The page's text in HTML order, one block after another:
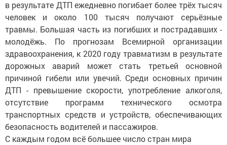
в результате ДТП ежедневно погибает более трёх тысяч
человек и около 100 тысяч получают серьёзные
травмы. Большая часть из погибших и пострадавших -
молодёжь. По прогнозам Всемирной организации
здравоохранения, к 2020 году травматизм в результате
дорожных аварий может стать третьей основной
причиной гибели или увечий. Среди основных причин
ДТП - превышение скорости, употребление алкоголя,
отсутствие программ технического осмотра
транспортных средств и устройств, обеспечивающих
безопасность водителей и пассажиров.
С каждым годом всё большее число стран мира